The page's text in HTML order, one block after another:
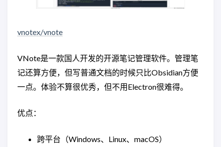
vnotex/vnote
VNote是一款国人开发的开源笔记管理软件。管理笔
记还算方便，但写普通文档的时候只比Obsidian方便
一点。体验不算很优秀，但不用Electron很难得。
优点：
跨平台（Windows、Linux、macOS）